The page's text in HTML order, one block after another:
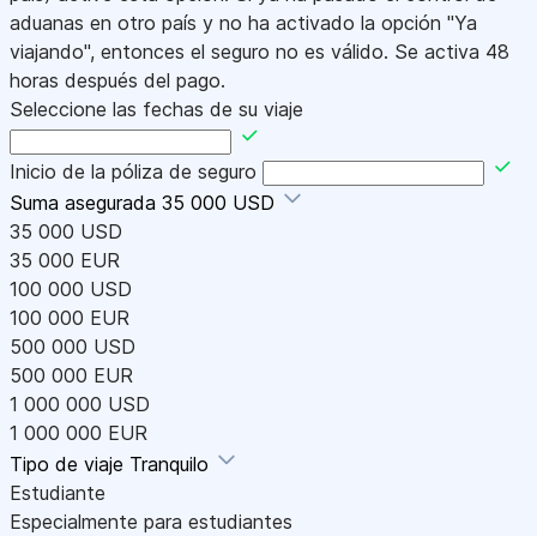
aduanas en otro país y no ha activado la opción "Ya
viajando", entonces el seguro no es válido. Se activa 48
horas después del pago.
Seleccione las fechas de su viaje
Inicio de la póliza de seguro
Suma asegurada 35 000 USD
35 000 USD
35 000 EUR
100 000 USD
100 000 EUR
500 000 USD
500 000 EUR
1 000 000 USD
1 000 000 EUR
Tipo de viaje Tranquilo
Estudiante
Especialmente para estudiantes